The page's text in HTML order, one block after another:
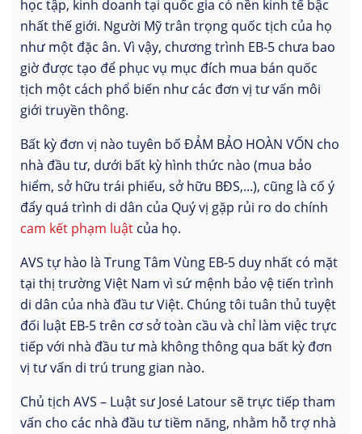
học tập, kinh doanh tại quốc gia có nền kinh tế bậc
nhất thế giới. Người Mỹ trân trọng quốc tịch của họ
như một đặc ân. Vì vậy, chương trình EB-5 chưa bao
giờ được tạo để phục vụ mục đích mua bán quốc
tịch một cách phổ biến như các đơn vị tư vấn môi
giới truyền thông.
Bất kỳ đơn vị nào tuyên bố ĐẢM BẢO HOÀN VỐN cho
nhà đầu tư, dưới bất kỳ hình thức nào (mua bảo
hiểm, sở hữu trái phiếu, sở hữu BĐS,...), cũng là cố ý
đẩy quá trình di dân của Quý vị gặp rủi ro do chính
cam kết phạm luật của họ.
AVS tự hào là Trung Tâm Vùng EB-5 duy nhất có mặt
tại thị trường Việt Nam vì sứ mệnh bảo vệ tiến trình
di dân của nhà đầu tư Việt. Chúng tôi tuân thủ tuyệt
đối luật EB-5 trên cơ sở toàn cầu và chỉ làm việc trực
tiếp với nhà đầu tư mà không thông qua bất kỳ đơn
vị tư vấn di trú trung gian nào.
Chủ tịch AVS – Luật sư José Latour sẽ trực tiếp tham
vấn cho các nhà đầu tư tiềm năng, nhằm hỗ trợ nhà